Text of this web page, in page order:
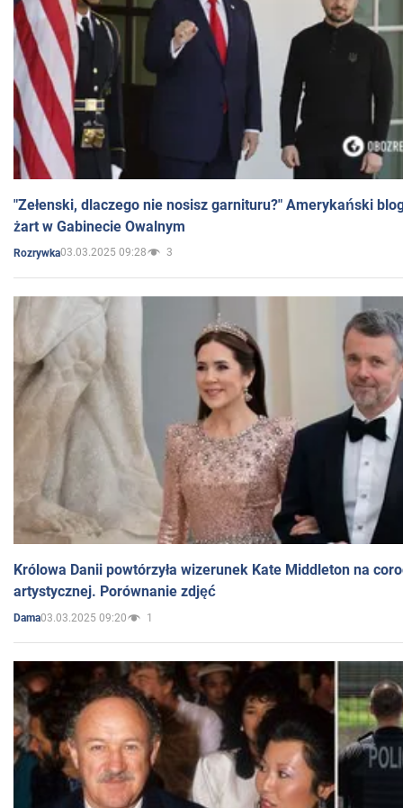
"Zełenski, dlaczego nie nosisz garnituru?" Amerykański
żart w Gabinecie Owalnym
Rozrywka03.03.2025 09:28 3
Królowa Danii powtórzyła wizerunek Kate Middleton na
artystycznej. Porównanie zdjęć
Dama03.03.2025 09:20 1